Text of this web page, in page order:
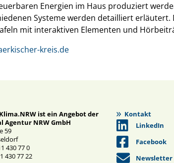
Energien im Haus produziert
Systeme werden detailliert
mit interaktiven Elementen und
kreis.de
ist ein Angebot der
Agentur NRW GmbH
59
430 77 0
430 77 22
Kontakt
LinkedIn
Facebook
Newsletter